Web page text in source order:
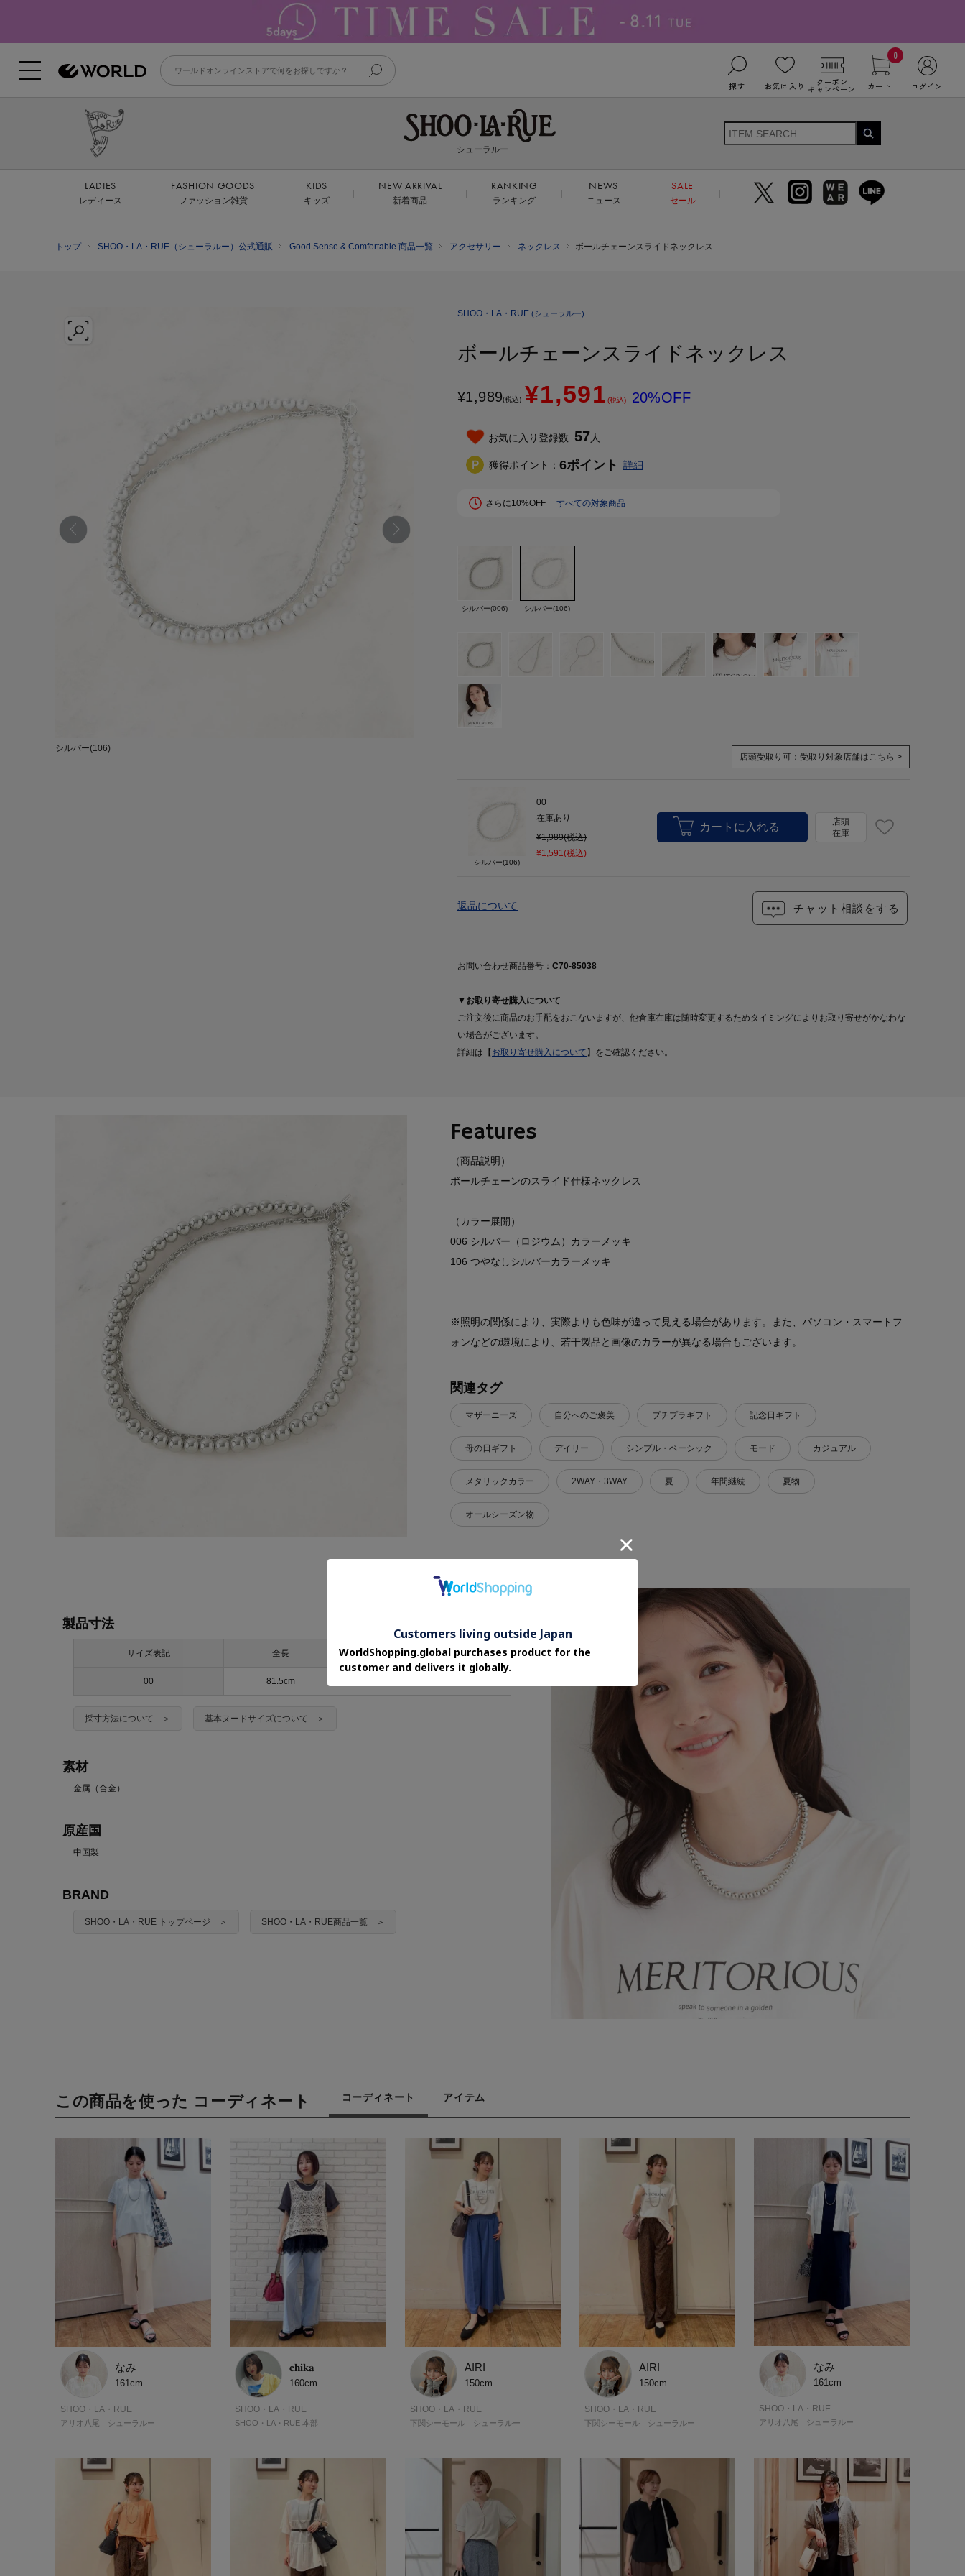
探す お気に入り クーポン
キャンペーン
0
カート ログイン
シューラルー
LADIES
レディース
FASHION GOODS
ファッション雑貨
KIDS
キッズ
NEW ARRIVAL
新着商品
RANKING
ランキング
NEWS
ニュース
SALE
セール
トップ SHOO・LA・RUE（シューラルー）公式通販 Good Sense & Comfortable 商品一覧 アクセサリー ネックレス ボールチェーンスライドネックレス
シルバー(106)
SHOO・LA・RUE (シューラルー)
ボールチェーンスライドネックレス
¥1,989(税込) ¥1,591 (税込) 20%OFF
お気に入り登録数 57人
獲得ポイント： 6ポイント 詳細
さらに10%OFF すべての対象商品
シルバー(006) シルバー(106)
店頭受取り可： 受取り対象店舗はこちら >
シルバー(106)
00
在庫あり
¥1,989(税込)
¥1,591(税込)
店頭
在庫
チャット相談をする
返品について
お問い合わせ商品番号： C70-85038
▼お取り寄せ購入について
ご注文後に商品のお手配をおこないますが、他倉庫在庫は随時変更するためタイミングによりお取り寄せがかなわな
い場合がございます。
詳細は【 お取り寄せ購入について 】をご確認ください。
Features
（商品説明）
ボールチェーンのスライド仕様ネックレス
（カラー展開）
006 シルバー（ロジウム）カラーメッキ
106 つやなしシルバーカラーメッキ
※照明の関係により、実際よりも色味が違って見える場合があります。また、パソコン・スマートフ
ォンなどの環境により、若干製品と画像のカラーが異なる場合もございます。
関連タグ
マザーニーズ 自分へのご褒美 プチプラギフト 記念日ギフト
母の日ギフト デイリー シンプル・ベーシック モード カジュアル
メタリックカラー 2WAY・3WAY 夏 年間継続 夏物
オールシーズン物
製品寸法
サイズ表記 全長 モチーフ直径
00 81.5cm
採寸方法について ＞ 基本ヌードサイズについて ＞
素材
金属（合金）
原産国
中国製
BRAND
SHOO・LA・RUE トップページ ＞ SHOO・LA・RUE商品一覧 ＞
この商品を使った コーディネート アイテム
なみ
161cm
SHOO・LA・RUE
アリオ八尾 シューラルー
𝐜𝐡𝐢𝐤𝐚
160cm
SHOO・LA・RUE
SHOO・LA・RUE 本部
AIRI
150cm
SHOO・LA・RUE
下関シーモール シューラルー
AIRI
150cm
SHOO・LA・RUE
下関シーモール シューラルー
なみ
161cm
SHOO・LA・RUE
アリオ八尾 シューラルー